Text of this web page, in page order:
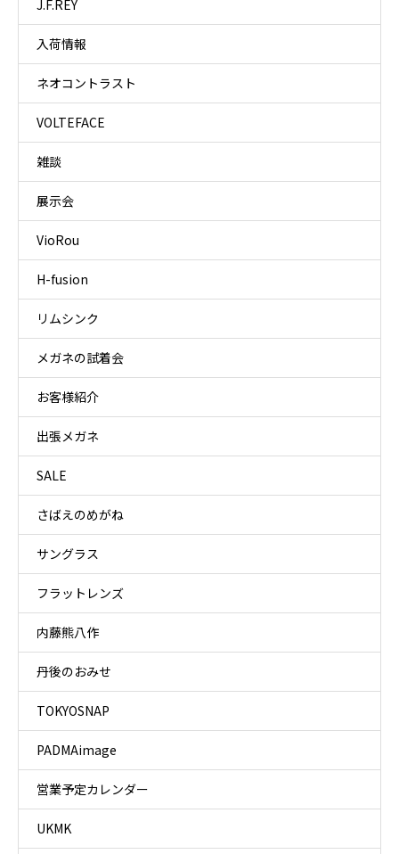
J.F.REY
入荷情報
ネオコントラスト
VOLTEFACE
雑談
展示会
VioRou
H-fusion
リムシンク
メガネの試着会
お客様紹介
出張メガネ
SALE
さばえのめがね
サングラス
フラットレンズ
内藤熊八作
丹後のおみせ
TOKYOSNAP
PADMAimage
営業予定カレンダー
UKMK